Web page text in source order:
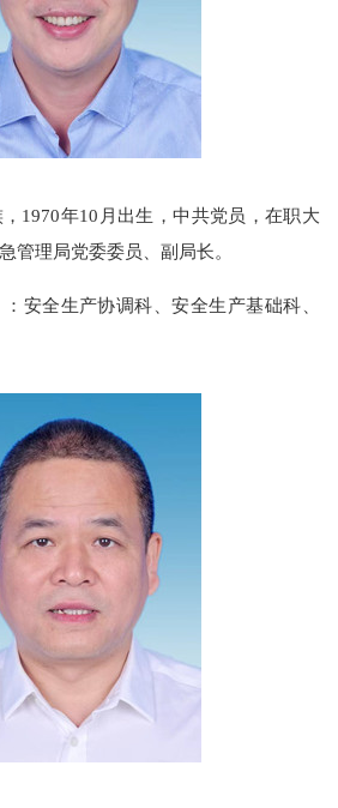
1970年10 月出生，中共党员，在职大
管理局党委委员、副局长。
安全生产协调科、安全生产基础科、